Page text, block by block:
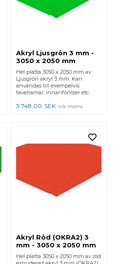
Akryl Ljusgrön 3 mm -
3050 x 2050 mm
Hel platta 3050 x 2050 mm av
Ljusgrön akryl 3 mm. Kan
användas till exempelvis
tavelramar, innanfönster etc.
3.748,00 SEK ink moms
Akryl Röd (OKRA2) 3
mm - 3050 x 2050 mm
Hel platta 3050 x 2050 mm av röd